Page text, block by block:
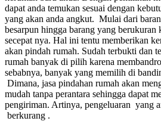
dapat anda temukan sesuai dengan
yang akan anda angkut. Mulai dari
besarpun hingga barang yang
secepat nya. Hal ini tentu memberikan
akan pindah rumah. Sudah terbukti dan
rumah banyak di pilih karena
sebabnya, banyak yang memilih di
Dimana, jasa pindahan rumah akan
mudah tanpa perantara sehingga dapat
pengiriman. Artinya, pengeluaran yang
berkurang .